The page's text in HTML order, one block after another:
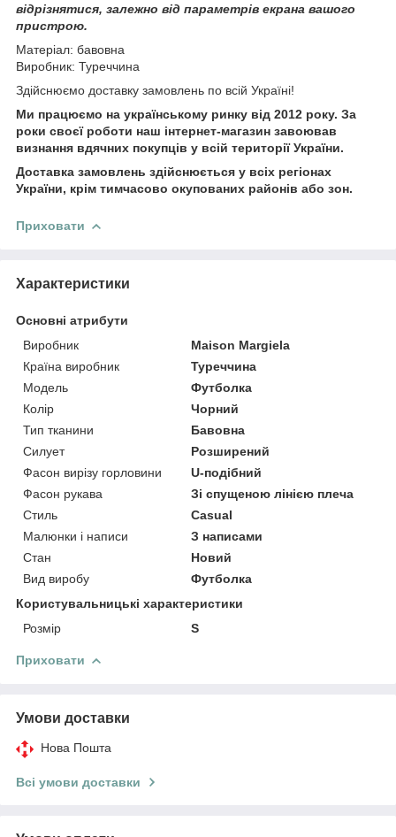
відрізнятися, залежно від параметрів екрана вашого
пристрою.
Матеріал: бавовна
Виробник: Туреччина
Здійснюємо доставку замовлень по всій Україні!
Ми працюємо на українському ринку від 2012 року. За
роки своєї роботи наш інтернет-магазин завоював
визнання вдячних покупців у всій території України.
Доставка замовлень здійснюється у всіх регіонах
України, крім тимчасово окупованих районів або зон.
Приховати
Характеристики
Основні атрибути
Виробник
Maison Margiela
Країна виробник
Туреччина
Модель
Футболка
Колір
Чорний
Тип тканини
Бавовна
Силует
Розширений
Фасон вирізу горловини
U-подібний
Фасон рукава
Зі спущеною лінією плеча
Стиль
Casual
Малюнки і написи
З написами
Стан
Новий
Вид виробу
Футболка
Користувальницькі характеристики
Розмір
S
Приховати
Умови доставки
Нова Пошта
Всі умови доставки